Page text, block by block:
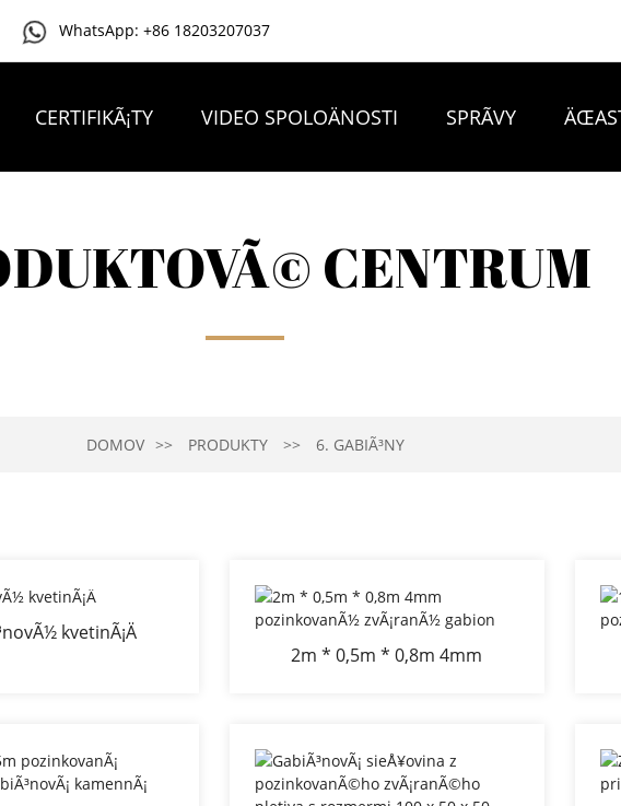
WhatsApp: +86 18203207037
CERTIFIKÃ¡TY VIDEO SPOLOÄNOSTI SPRÃVY
CENTRUM
DOMOV PRODUKTY 6. GABIÃ³NY
kvetinÃ¡Ä
2m * 0,5m * 0,8m 4mm